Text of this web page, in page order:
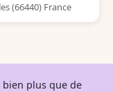
(66440) France
bien plus que de